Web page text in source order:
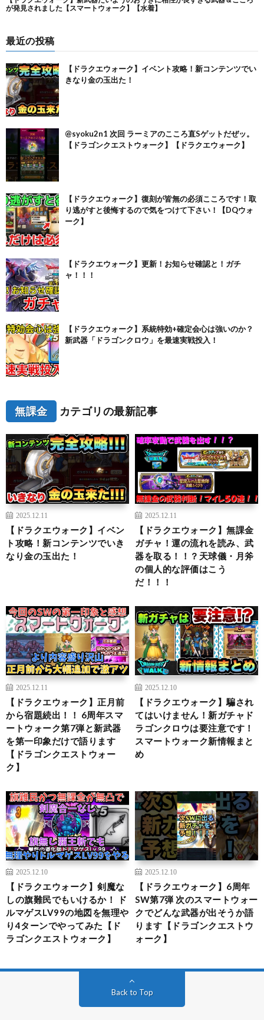
最近の投稿
【ドラクエウォーク】イベント攻略！新コンテンツでい
きなり金の玉出た！
@syoku2n1 次回 ラーミアのこころ直Sゲットだぜッ。
【ドラゴンクエストウォーク】【ドラクエウォーク】
【ドラクエウォーク】復刻が皆無の必須こころです！取
り逃がすと後悔するので気をつけて下さい！【DQウォ
ーク】
【ドラクエウォーク】更新！お知らせ確認と！ガチ
ャ！！！
【ドラクエウォーク】系統特効+確定会心は強いのか？
新武器「ドラゴンクロウ」を最速実戦投入！
無課金 カテゴリの最新記事
2025.12.11
【ドラクエウォーク】イベン
ト攻略！新コンテンツでいき
なり金の玉出た！
2025.12.11
【ドラクエウォーク】無課金
ガチャ！運の流れを読み、武
器を取る！！？天球儀・月斧
の個人的な評価はこう
だ！！！
2025.12.11
【ドラクエウォーク】正月前
から宿題続出！！ 6周年スマ
ートウォーク第7弾と新武器
を第一印象だけで語ります
【ドラゴンクエストウォー
ク】
2025.12.10
【ドラクエウォーク】騙され
てはいけません！新ガチャド
ラゴンクロウは要注意です！
スマートウォーク新情報まと
め
2025.12.10
【ドラクエウォーク】剣魔な
しの旗難民でもいけるか！ ド
ルマゲスLV99の地図を無理や
り4ターンでやってみた【ド
ラゴンクエストウォーク】
2025.12.10
【ドラクエウォーク】6周年
SW第7弾 次のスマートウォー
クでどんな武器が出そうか語
ります【ドラゴンクエストウ
ォーク】
Back to Top